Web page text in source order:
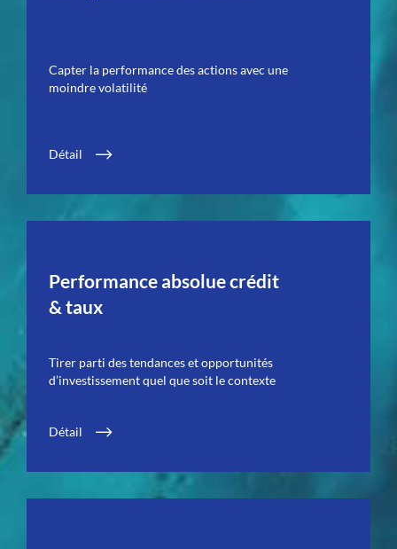
Capter la performance des actions avec une
moindre volatilité
Détail
Performance absolue crédit
& taux
Tirer parti des tendances et opportunités
d’investissement quel que soit le contexte
Détail